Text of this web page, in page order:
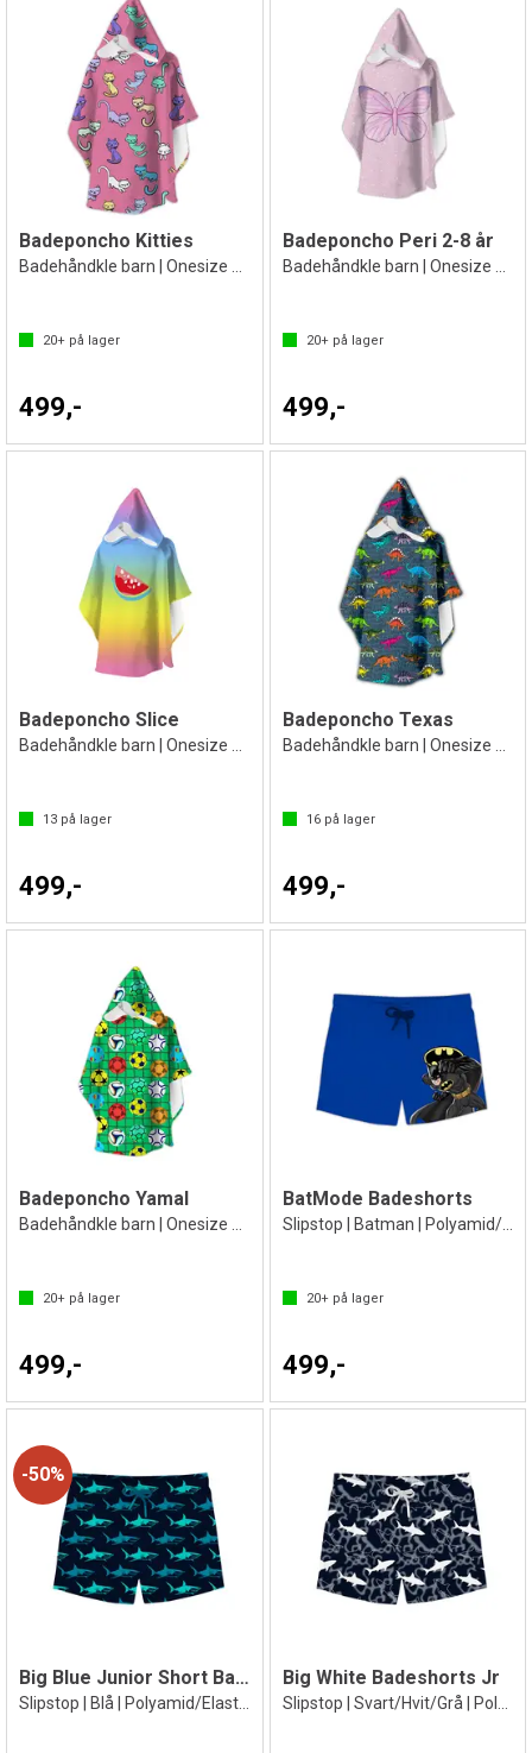
Badeponcho Kitties
20+ på lager
499,-
Badeponcho Peri 2-8 år
20+på lager
499,-
Badeponcho Slice
13 på lager
499,-
Badeponcho Texas
16på lager
499,-
Badeponcho Yamal
20+ på lager
499,-
BatMode Badeshorts
Slipstop | Batman | Polyamid/Elastan
20+på lager
499,-
50%
Big Blue Junior Short Badebukse Big White Badeshorts Jr